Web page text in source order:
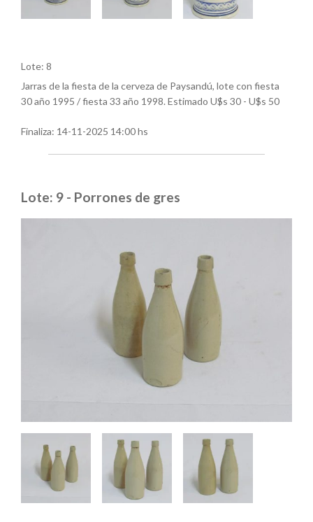
Lote: 8
Jarras de la fiesta de la cerveza de Paysandú, lote con fiesta
30 año 1995 / fiesta 33 año 1998. Estimado U$s 30 - U$s 50
Finaliza: 14-11-2025 14:00 hs
Lote: 9 - Porrones de gres